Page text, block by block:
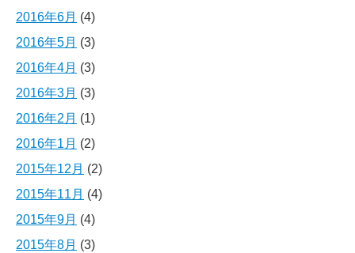
2016年6月 (4)
2016年5月 (3)
2016年4月 (3)
2016年3月 (3)
2016年2月 (1)
2016年1月 (2)
2015年12月 (2)
2015年11月 (4)
2015年9月 (4)
2015年8月 (3)